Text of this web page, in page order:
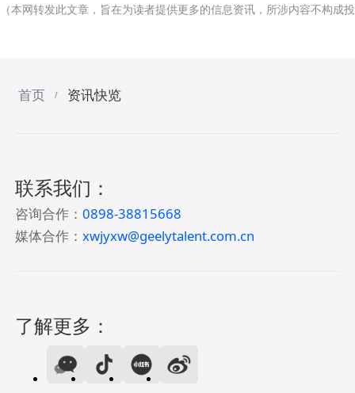
（本网转发此文章，旨在为读者提供更多的信息资讯，所涉内容不构
首页 / 资讯快览
联系我们：
咨询合作：0898-38815668
媒体合作：xwjyxw@geelytalent.com.cn
了解更多：